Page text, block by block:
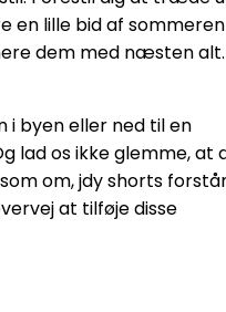
en lille bid af sommeren
dem med næsten
i byen eller ned til en
lad os ikke glemme, at
om, jdy shorts
at tilføje disse